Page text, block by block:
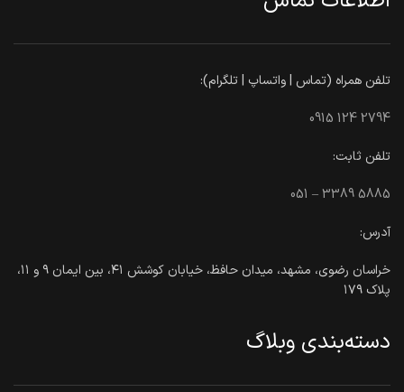
تلفن همراه (تماس | واتساپ | تلگرام):
0915 124 2794
تلفن ثابت:
051 – 3389 5885
آدرس:
خراسان رضوی، مشهد، میدان حافظ، خیابان کوشش ۴۱، بین ایمان ۹ و ۱۱،
پلاک ۱۷۹
دسته‌بندی وبلاگ